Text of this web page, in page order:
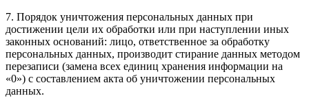
7. Порядок уничтожения персональных данных при
достижении цели их обработки или при наступлении иных
законных оснований: лицо, ответственное за обработку
персональных данных, производит стирание данных методом
перезаписи (замена всех единиц хранения информации на
«0») с составлением акта об уничтожении персональных
данных.